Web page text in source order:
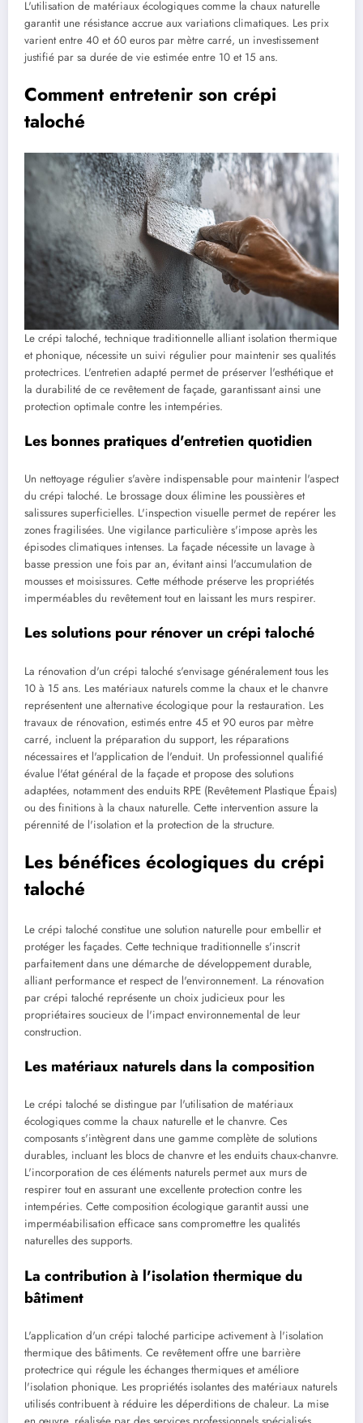
L'utilisation de matériaux écologiques comme la chaux naturelle
garantit une résistance accrue aux variations climatiques. Les prix
varient entre 40 et 60 euros par mètre carré, un investissement
justifié par sa durée de vie estimée entre 10 et 15 ans.
Comment entretenir son crépi
taloché
Le crépi taloché, technique traditionnelle alliant isolation thermique
et phonique, nécessite un suivi régulier pour maintenir ses qualités
protectrices. L'entretien adapté permet de préserver l'esthétique et
la durabilité de ce revêtement de façade, garantissant ainsi une
protection optimale contre les intempéries.
Les bonnes pratiques d'entretien quotidien
Un nettoyage régulier s'avère indispensable pour maintenir l'aspect
du crépi taloché. Le brossage doux élimine les poussières et
salissures superficielles. L'inspection visuelle permet de repérer les
zones fragilisées. Une vigilance particulière s'impose après les
épisodes climatiques intenses. La façade nécessite un lavage à
basse pression une fois par an, évitant ainsi l'accumulation de
mousses et moisissures. Cette méthode préserve les propriétés
imperméables du revêtement tout en laissant les murs respirer.
Les solutions pour rénover un crépi taloché
La rénovation d'un crépi taloché s'envisage généralement tous les
10 à 15 ans. Les matériaux naturels comme la chaux et le chanvre
représentent une alternative écologique pour la restauration. Les
travaux de rénovation, estimés entre 45 et 90 euros par mètre
carré, incluent la préparation du support, les réparations
nécessaires et l'application de l'enduit. Un professionnel qualifié
évalue l'état général de la façade et propose des solutions
adaptées, notamment des enduits RPE (Revêtement Plastique Épais)
ou des finitions à la chaux naturelle. Cette intervention assure la
pérennité de l'isolation et la protection de la structure.
Les bénéfices écologiques du crépi
taloché
Le crépi taloché constitue une solution naturelle pour embellir et
protéger les façades. Cette technique traditionnelle s'inscrit
parfaitement dans une démarche de développement durable,
alliant performance et respect de l'environnement. La rénovation
par crépi taloché représente un choix judicieux pour les
propriétaires soucieux de l'impact environnemental de leur
construction.
Les matériaux naturels dans la composition
Le crépi taloché se distingue par l'utilisation de matériaux
écologiques comme la chaux naturelle et le chanvre. Ces
composants s'intègrent dans une gamme complète de solutions
durables, incluant les blocs de chanvre et les enduits chaux-chanvre.
L'incorporation de ces éléments naturels permet aux murs de
respirer tout en assurant une excellente protection contre les
intempéries. Cette composition écologique garantit aussi une
imperméabilisation efficace sans compromettre les qualités
naturelles des supports.
La contribution à l'isolation thermique du
bâtiment
L'application d'un crépi taloché participe activement à l'isolation
thermique des bâtiments. Ce revêtement offre une barrière
protectrice qui régule les échanges thermiques et améliore
l'isolation phonique. Les propriétés isolantes des matériaux naturels
utilisés contribuent à réduire les déperditions de chaleur. La mise